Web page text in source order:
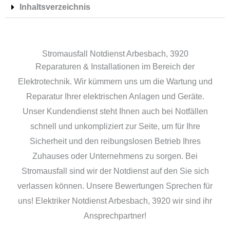
c
Inhaltsverzeichnis
Stromausfall Notdienst Arbesbach, 3920
Reparaturen & Installationen im Bereich der
Elektrotechnik. Wir kümmern uns um die Wartung und
Reparatur Ihrer elektrischen Anlagen und Geräte.
Unser Kundendienst steht Ihnen auch bei Notfällen
schnell und unkompliziert zur Seite, um für Ihre
Sicherheit und den reibungslosen Betrieb Ihres
Zuhauses oder Unternehmens zu sorgen. Bei
Stromausfall sind wir der Notdienst auf den Sie sich
verlassen können. Unsere Bewertungen Sprechen für
uns! Elektriker Notdienst Arbesbach, 3920 wir sind ihr
Ansprechpartner!